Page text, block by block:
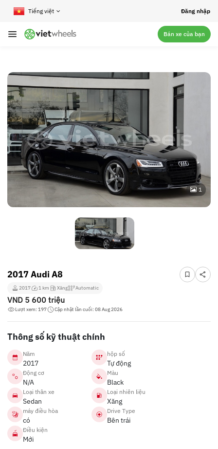
Đăng nhập
Bán xe của bạn
1
2017 Audi A8
2017 1 km Xăng Automatic
VND 5 600 triệu
Lượt xem: 197 Cập nhật lần cuối: 08 Aug 2026
Thông số kỹ thuật chính
Năm
2017
hộp số
Tự động
Động cơ
N/A
Màu
Black
Loại thân xe
Sedan
Loại nhiên liệu
Xăng
máy điều hòa
có
Drive Type
Bên trái
Điều kiện
Mới